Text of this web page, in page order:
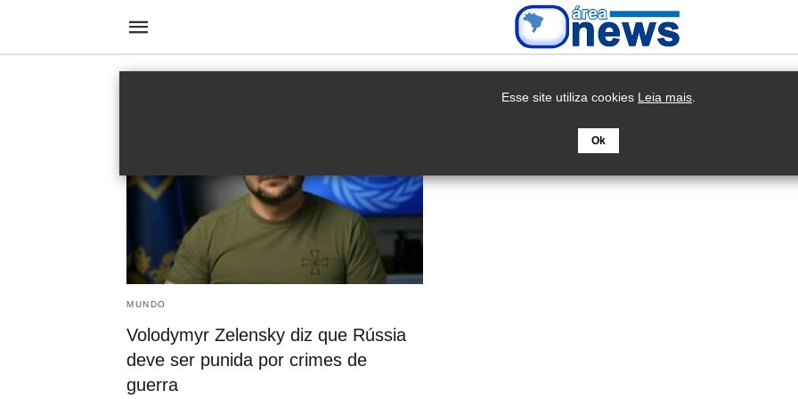
MUNDO
Volodymyr Zelensky diz que Rússia
deve ser punida por crimes de
guerra
Esse site utiliza cookies Leia mais
Ok